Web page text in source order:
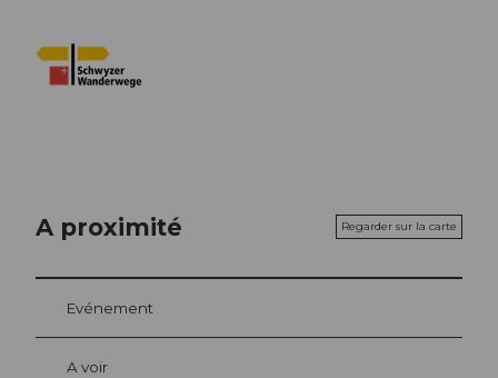
A proximité Regarder sur la carte
Evénement
A voir